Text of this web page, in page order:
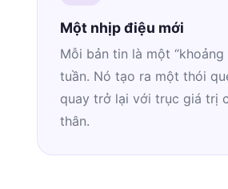
Một nhịp điệu mới
Mỗi bản tin là một “khoảng
tuần. Nó tạo ra một thói
quay trở lại với trục giá trị
thân.